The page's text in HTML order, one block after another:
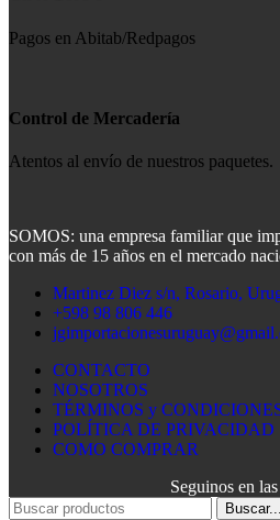
Pagos en Abitab/Redpagos
Control de Mercadería
Atentos al envío de nuestros paquetes.
SOMOS: una empresa familiar que
con más de 15 años en el mercado
Martinez Diez s/n, Rosario,
+598 98 806 446
CONTACTO
NOSOTROS
TÉRMINOS y
POLÍTICA DE PRIVACIDAD
COMO COMPRAR
Seguinos en
Buscar...